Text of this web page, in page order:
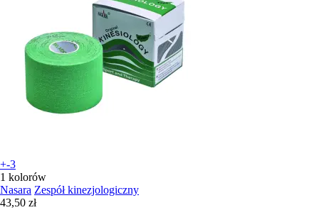
+-3
1 kolorów
Nasara Zespół kinezjologiczny
43,50 zł